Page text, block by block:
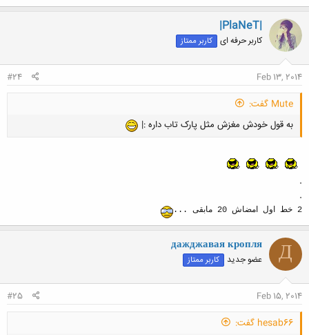
|PlaNeT|
کاربر حرفه ای کاربر ممتاز
Feb 13, 2014
#24
Mute گفت:
به قول خودش مغزش مثل پارک تاب داره :|
.
.
2 خط اول امضاش 20 مابقی ...
Д
дажджавая кропля
عضو جدید کاربر ممتاز
Feb 15, 2014
#25
hesab66 گفت: